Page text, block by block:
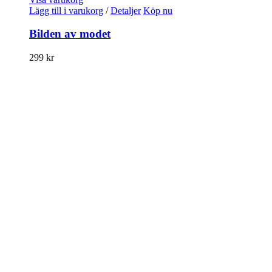
Lägg till i varukorg / Detaljer Köp nu
Bilden av modet
299 kr